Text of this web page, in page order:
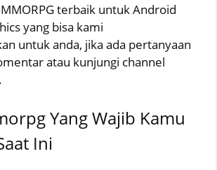
terbaik untuk Android
yang bisa kami
untuk anda, jika ada pertanyaan
atau kunjungi channel
Yang Wajib Kamu
Ini